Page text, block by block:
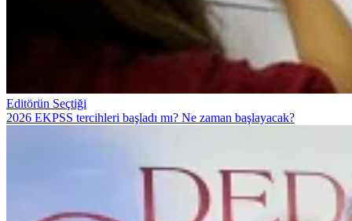
Editörün Seçtiği
2026 EKPSS tercihleri başladı mı? Ne zaman başlayacak?